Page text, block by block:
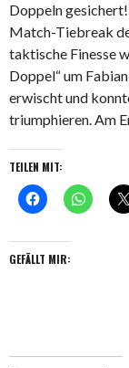
Doppeln
Match-Tiebreak
taktische Finesse
Doppel“ um
erwischt und
triumphieren. Am
TEILEN MIT:
GEFÄLLT MIR: